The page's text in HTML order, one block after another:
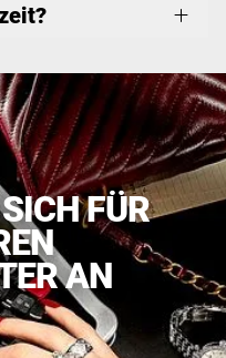
FÜR
AN